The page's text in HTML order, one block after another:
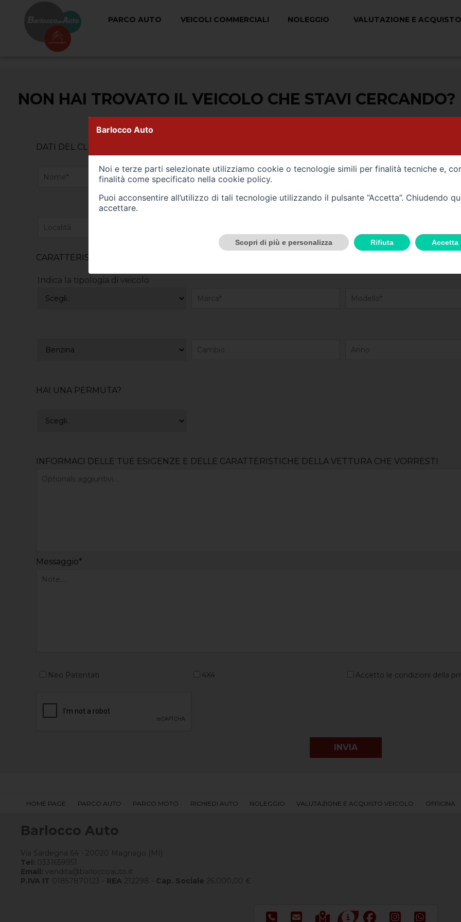
PARCO AUTO VEICOLI COMMERCIALI NOLEGGIO VALUTAZIONE E
NON HAI TROVATO IL VEICOLO CHE STAVI CERCANDO?
DATI DEL CLIENTE
CARATTERISTICHE DEL VEICOLO RICERCATO
Indica la tipologia di veicolo
HAI UNA PERMUTA?
INFORMACI DELLE TUE ESIGENZE E DELLE CARATTERISTICHE DELLA VETTURA CHE VORRESTI
Messaggio*
Neo Patentati 4X4 Accetto le condizioni della
HOME PAGE PARCO AUTO PARCO MOTO RICHIEDI AUTO NOLEGGIO VALUTAZIONE E ACQUISTO VEICOLO OFFICINA
Barlocco Auto
Via Sardegna 64 - 20020 Magnago (MI)
Tel: 0331659951
Email: vendita@barloccoauto.it
P.IVA IT 01857870123 - REA 212298 - Cap. Sociale 26.000,00 €
Barlocco Auto
Noi e terze parti selezionate utilizziamo cookie o tecnologie simili per finalità tecniche e,
finalità come specificato nella cookie policy.
Puoi acconsentire all’utilizzo di tali tecnologie utilizzando il pulsante “Accetta”. Chiudendo
accettare.
Scopri di più e personalizza Rifiuta Accetta